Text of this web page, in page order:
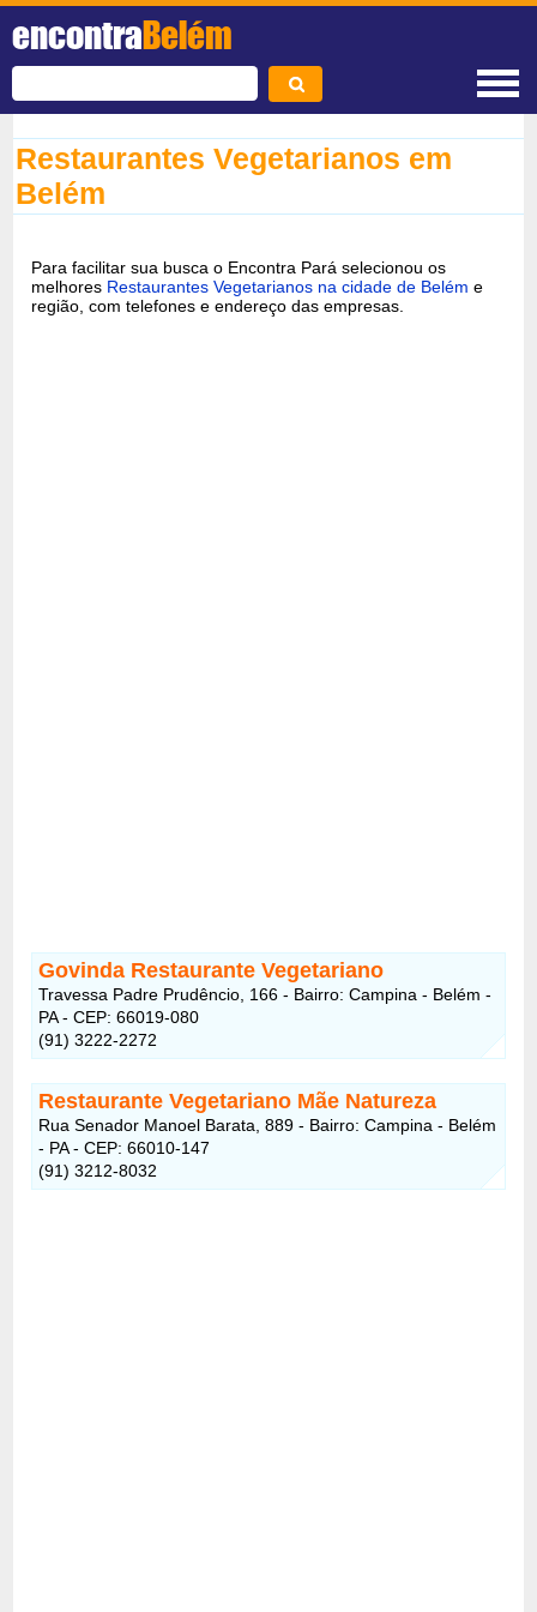
encontraBelém
Restaurantes Vegetarianos em
Belém
Para facilitar sua busca o Encontra Pará selecionou os
melhores Restaurantes Vegetarianos na cidade de Belém e
região, com telefones e endereço das empresas.
Govinda Restaurante Vegetariano
Travessa Padre Prudêncio, 166 - Bairro: Campina - Belém -
PA - CEP: 66019-080
(91) 3222-2272
Restaurante Vegetariano Mãe Natureza
Rua Senador Manoel Barata, 889 - Bairro: Campina - Belém
- PA - CEP: 66010-147
(91) 3212-8032